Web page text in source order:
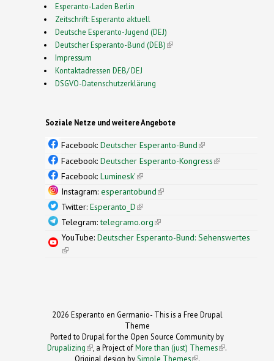
Esperanto-Laden Berlin
Zeitschrift: Esperanto aktuell
Deutsche Esperanto-Jugend (DEJ)
Deutscher Esperanto-Bund (DEB)(link is external)
Impressum
Kontaktadressen DEB/ DEJ
DSGVO-Datenschutzerklärung
Soziale Netze und weitere Angebote
Facebook: Deutscher Esperanto-Bund(link is
external)
Facebook: Deutscher Esperanto-Kongress(link is
Facebook: Luminesk'(link is external)
Instagram: esperantobund(link is external)
Twitter: Esperanto_D(link is external)
Telegram:telegramo.org(link is external)
YouTube: Deutscher Esperanto-Bund: Sehenswertes
(link is external)
2026 Esperanto en Germanio- This is a Free Drupal
Theme
Ported to Drupal for the Open Source Community by
Drupalizing(link is external)
, a Project ofMore than (just) Themes (link is
.
Original design by Simple Themes (link is
.